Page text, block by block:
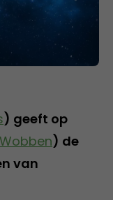
) geeft op
) de
van